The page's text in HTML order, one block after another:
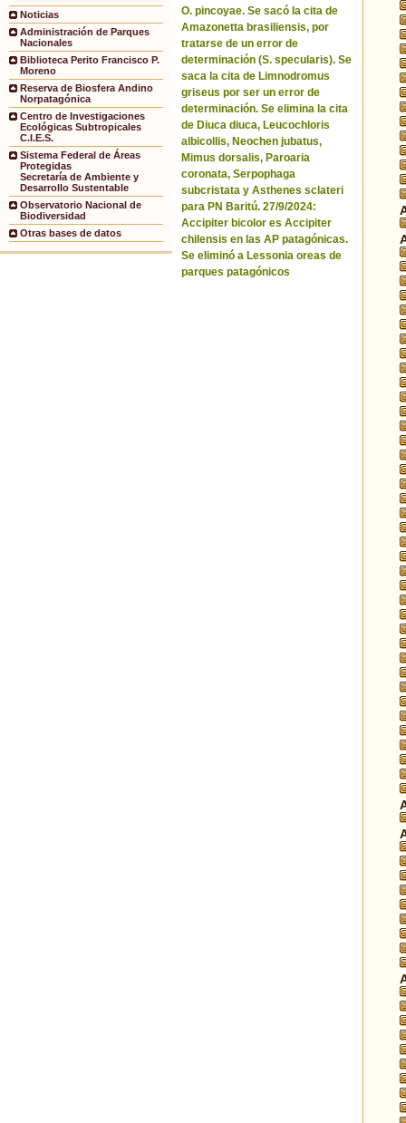
Noticias
Administración de Parques
Nacionales
Biblioteca Perito Francisco P.
Moreno
Reserva de Biosfera Andino
Norpatagónica
Centro de Investigaciones
Ecológicas Subtropicales
C.I.E.S.
Sistema Federal de Áreas
Protegidas
Secretaría de Ambiente y
Desarrollo Sustentable
Observatorio Nacional de
Biodiversidad
Otras bases de datos
O. pincoyae. Se sacó la cita de
Amazonetta brasiliensis, por
tratarse de un error de
determinación (S. specularis). Se
saca la cita de Limnodromus
griseus por ser un error de
determinación. Se elimina la cita
de Diuca diuca, Leucochloris
albicollis, Neochen jubatus,
Mimus dorsalis, Paroaria
coronata, Serpophaga
subcristata y Asthenes sclateri
para PN Baritú. 27/9/2024:
Accipiter bicolor es Accipiter
chilensis en las AP patagónicas.
Se eliminó a Lessonia oreas de
parques patagónicos